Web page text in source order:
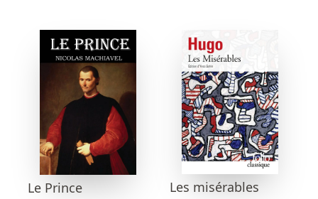
Le Prince Les misérables